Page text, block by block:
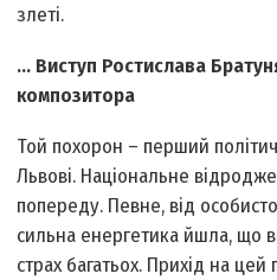
злеті.
... Виступ Ростислава
композитора
Той похорон – перший
Львові. Національне
попереду. Певне, від
сильна енергетика йшла, що
страх багатьох. Прихід на